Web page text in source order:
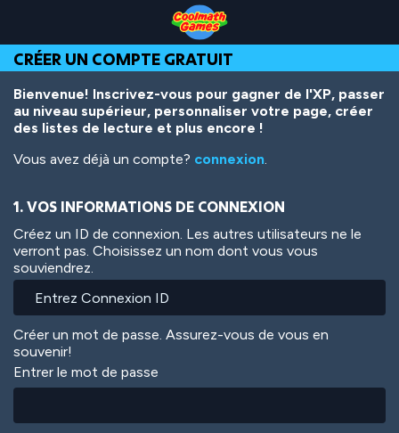
Top
of
Page
Navigation
Main
Content
Footer
contenu
principal
CRÉER UN COMPTE GRATUIT
Bienvenue! Inscrivez-vous pour gagner de l'XP, passer
au niveau supérieur, personnaliser votre page, créer
des listes de lecture et plus encore !
Vous avez déjà un compte? connexion.
1. VOS INFORMATIONS DE CONNEXION
Créez un ID de connexion. Les autres utilisateurs ne le
verront pas. Choisissez un nom dont vous vous
souviendrez.
Créer un mot de passe. Assurez-vous de vous en
souvenir!
Entrer le mot de passe